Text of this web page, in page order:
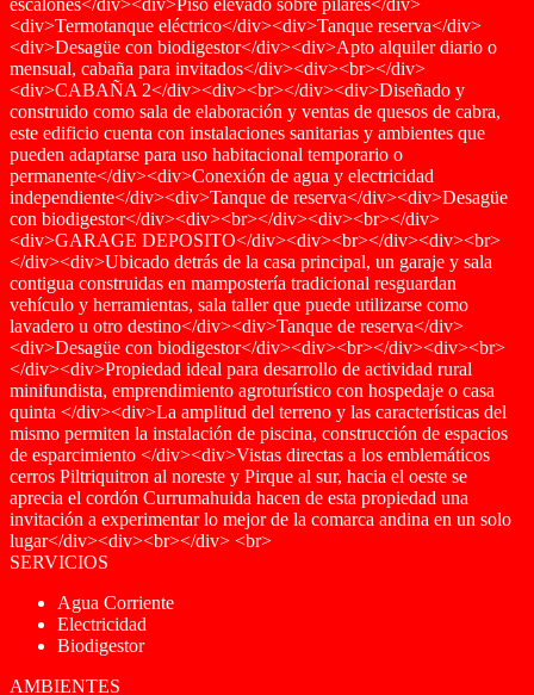
escalones</div><div>Piso elevado sobre pilares</div>
<div>Termotanque eléctrico</div><div>Tanque reserva</div>
<div>Desagüe con biodigestor</div><div>Apto alquiler diario o
mensual, cabaña para invitados</div><div><br></div>
<div>CABAÑA 2</div><div><br></div><div>Diseñado y
construido como sala de elaboración y ventas de quesos de cabra,
este edificio cuenta con instalaciones sanitarias y ambientes que
pueden adaptarse para uso habitacional temporario o
permanente</div><div>Conexión de agua y electricidad
independiente</div><div>Tanque de reserva</div><div>Desagüe
con biodigestor</div><div><br></div><div><br></div>
<div>GARAGE DEPOSITO</div><div><br></div><div><br>
</div><div>Ubicado detrás de la casa principal, un garaje y sala
contigua construidas en mampostería tradicional resguardan
vehículo y herramientas, sala taller que puede utilizarse como
lavadero u otro destino</div><div>Tanque de reserva</div>
<div>Desagüe con biodigestor</div><div><br></div><div><br>
</div><div>Propiedad ideal para desarrollo de actividad rural
minifundista, emprendimiento agroturístico con hospedaje o casa
quinta </div><div>La amplitud del terreno y las características del
mismo permiten la instalación de piscina, construcción de espacios
de esparcimiento </div><div>Vistas directas a los emblemáticos
cerros Piltriquitron al noreste y Pirque al sur, hacia el oeste se
aprecia el cordón Currumahuida hacen de esta propiedad una
invitación a experimentar lo mejor de la comarca andina en un solo
lugar</div><div><br></div> <br>
SERVICIOS
Agua Corriente
Electricidad
Biodigestor
AMBIENTES